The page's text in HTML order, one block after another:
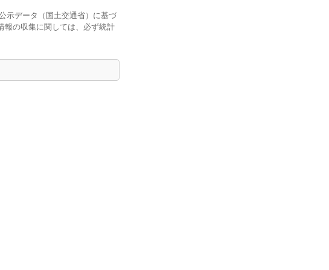
示データ（国土交通省）に基づ
報の収集に関しては、必ず統計